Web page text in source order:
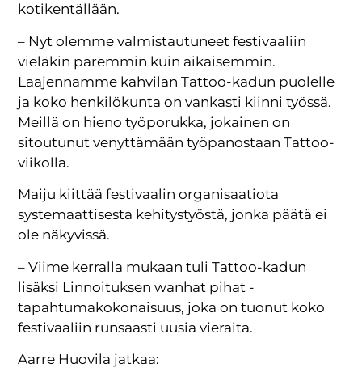
kotikentällään.
– Nyt olemme valmistautuneet festivaaliin
vieläkin paremmin kuin aikaisemmin.
Laajennamme kahvilan Tattoo-kadun puolelle
ja koko henkilökunta on vankasti kiinni työssä.
Meillä on hieno työporukka, jokainen on
sitoutunut venyttämään työpanostaan Tattoo-
viikolla.
Maiju kiittää festivaalin organisaatiota
systemaattisesta kehitystyöstä, jonka päätä ei
ole näkyvissä.
– Viime kerralla mukaan tuli Tattoo-kadun
lisäksi Linnoituksen wanhat pihat -
tapahtumakokonaisuus, joka on tuonut koko
festivaaliin runsaasti uusia vieraita.
Aarre Huovila jatkaa: